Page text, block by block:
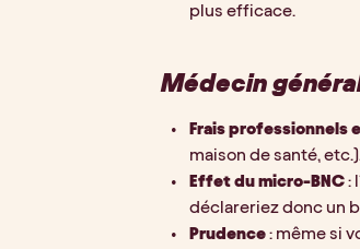
plus efficace.
Médecin
Frais professionnels
maison de santé,
Effet du micro-BNC :
déclareriez donc un
Prudence : même si